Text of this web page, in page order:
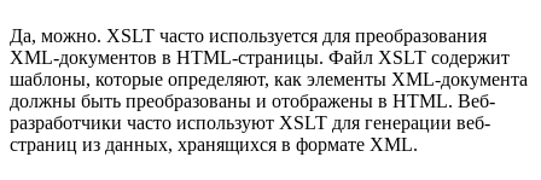
Да, можно. XSLT часто используется для преобразования
XML-документов в HTML-страницы. Файл XSLT содержит
шаблоны, которые определяют, как элементы XML-документа
должны быть преобразованы и отображены в HTML. Веб-
разработчики часто используют XSLT для генерации веб-
страниц из данных, хранящихся в формате XML.